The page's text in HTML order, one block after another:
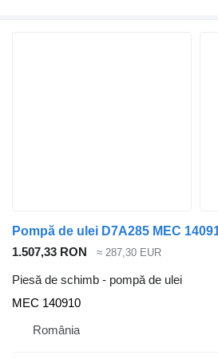
1.507,33 RON ≈ 287,30 EUR
Piesă de schimb - pompă de ulei
MEC 140910
România